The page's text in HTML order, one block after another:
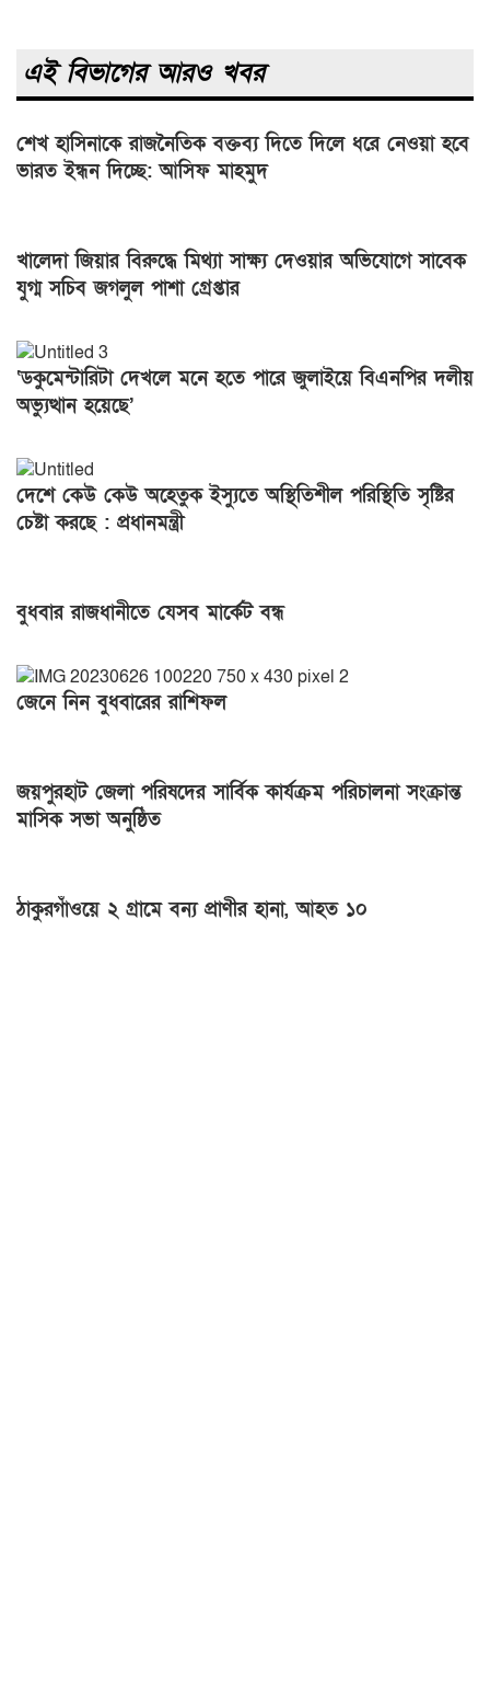
এই বিভাগের আরও খবর
শেখ হাসিনাকে রাজনৈতিক বক্তব্য দিতে দিলে ধরে নেওয়া হবে
ভারত ইন্ধন দিচ্ছে: আসিফ মাহমুদ
খালেদা জিয়ার বিরুদ্ধে মিথ্যা সাক্ষ্য দেওয়ার অভিযোগে সাবেক
যুগ্ম সচিব জগলুল পাশা গ্রেপ্তার
‘ডকুমেন্টারিটা দেখলে মনে হতে পারে জুলাইয়ে বিএনপির দলীয়
অভ্যুত্থান হয়েছে’
দেশে কেউ কেউ অহেতুক ইস্যুতে অস্থিতিশীল পরিস্থিতি সৃষ্টির
চেষ্টা করছে : প্রধানমন্ত্রী
বুধবার রাজধানীতে যেসব মার্কেট বন্ধ
জেনে নিন বুধবারের রাশিফল
জয়পুরহাট জেলা পরিষদের সার্বিক কার্যক্রম পরিচালনা সংক্রান্ত
মাসিক সভা অনুষ্ঠিত
ঠাকুরগাঁওয়ে ২ গ্রামে বন্য প্রাণীর হানা, আহত ১০